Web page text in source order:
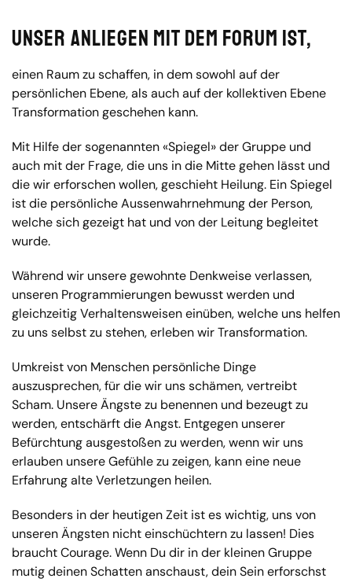
Unser Anliegen mit dem Forum ist,
einen Raum zu schaffen, in dem sowohl auf der
persönlichen Ebene, als auch auf der kollektiven Ebene
Transformation geschehen kann.
Mit Hilfe der sogenannten «Spiegel» der Gruppe und
auch mit der Frage, die uns in die Mitte gehen lässt und
die wir erforschen wollen, geschieht Heilung. Ein Spiegel
ist die persönliche Aussenwahrnehmung der Person,
welche sich gezeigt hat und von der Leitung begleitet
wurde.
Während wir unsere gewohnte Denkweise verlassen,
unseren Programmierungen bewusst werden und
gleichzeitig Verhaltensweisen einüben, welche uns helfen
zu uns selbst zu stehen, erleben wir Transformation.
Umkreist von Menschen persönliche Dinge
auszusprechen, für die wir uns schämen, vertreibt
Scham. Unsere Ängste zu benennen und bezeugt zu
werden, entschärft die Angst. Entgegen unserer
Befürchtung ausgestoßen zu werden, wenn wir uns
erlauben unsere Gefühle zu zeigen, kann eine neue
Erfahrung alte Verletzungen heilen.
Besonders in der heutigen Zeit ist es wichtig, uns von
unseren Ängsten nicht einschüchtern zu lassen! Dies
braucht Courage. Wenn Du dir in der kleinen Gruppe
mutig deinen Schatten anschaust, dein Sein erforschst